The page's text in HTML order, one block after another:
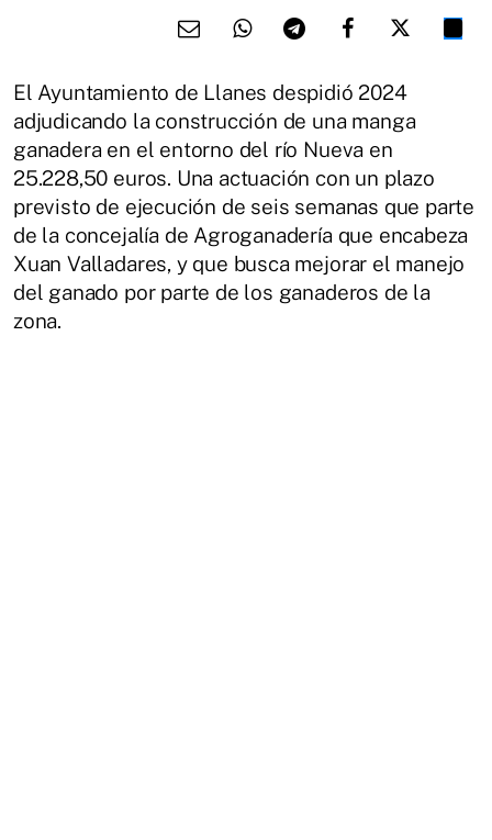
El Ayuntamiento de Llanes despidió 2024
adjudicando la construcción de una manga
ganadera en el entorno del río Nueva en
25.228,50 euros. Una actuación con un plazo
previsto de ejecución de seis semanas que parte
de la concejalía de Agroganadería que encabeza
Xuan Valladares, y que busca mejorar el manejo
del ganado por parte de los ganaderos de la
zona.